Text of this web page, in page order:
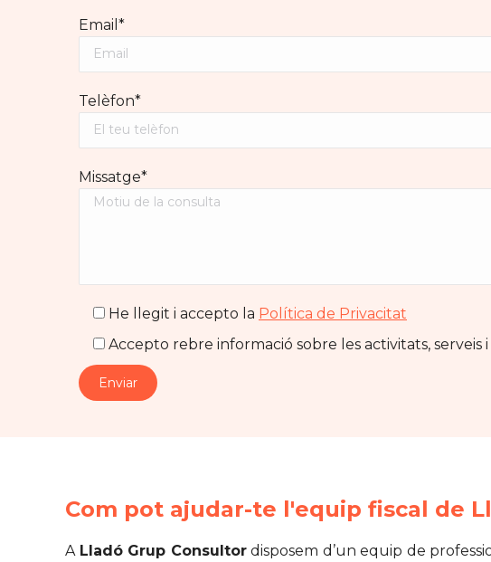
Email*
Telèfon*
Missatge*
He llegit i accepto la Política de Privacitat
Accepto rebre informació sobre les activitats,
Com pot ajudar-te l'equip fiscal de
A Lladó Grup Consultordisposem d’un equip de